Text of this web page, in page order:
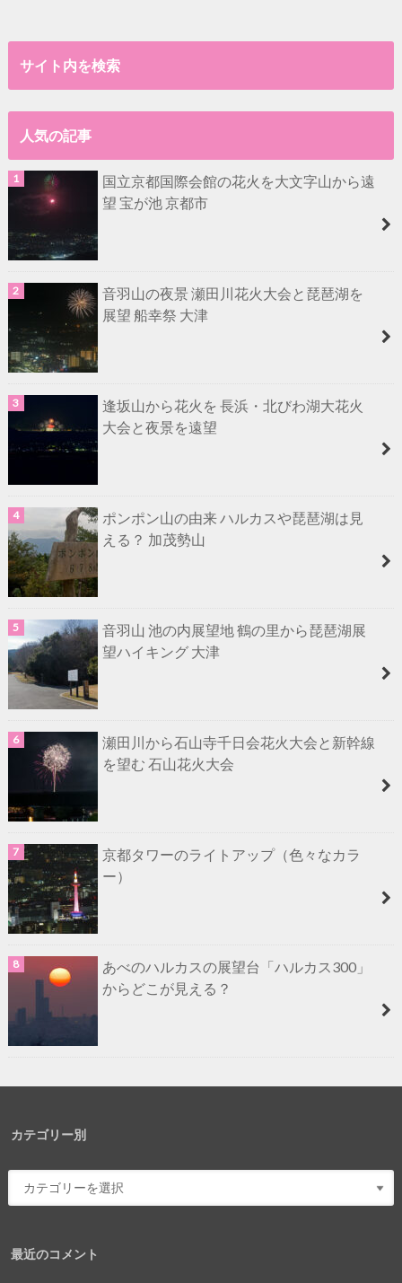
サイト内を検索
人気の記事
国立京都国際会館の花火を大文字山から遠
望 宝が池 京都市
音羽山の夜景 瀬田川花火大会と琵琶湖を
展望 船幸祭 大津
逢坂山から花火を 長浜・北びわ湖大花火
大会と夜景を遠望
ポンポン山の由来 ハルカスや琵琶湖は見
える？ 加茂勢山
音羽山 池の内展望地 鶴の里から琵琶湖展
望ハイキング 大津
瀬田川から石山寺千日会花火大会と新幹線
を望む 石山花火大会
京都タワーのライトアップ（色々なカラ
ー）
あべのハルカスの展望台「ハルカス300」
からどこが見える？
カテゴリー別
最近のコメント